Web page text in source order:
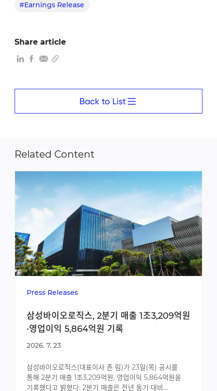
#Earnings Release
Share article
Back to List
Related Content
Press Releases
삼성바이오로직스, 2분기 매출 1조3,209억원
·영업이익 5,864억원 기록
2026. 7. 23
삼성바이오로직스(대표이사 존 림)가 23일(목) 공시를
통해 2분기 매출 1조3,209억원, 영업이익 5,864억원을
기록했다고 밝혔다. 2분기 매출은 전년 동기 대비